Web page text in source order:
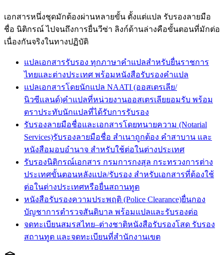
เอกสารหนึ่งชุดมักต้องผ่านหลายขั้น ตั้งแต่แปล รับรองลายมือ
ชื่อ นิติกรณ์ ไปจนถึงการยื่นวีซ่า ลิงก์ด้านล่างคือขั้นตอนที่มักต่อ
เนื่องกันจริงในทางปฏิบัติ
แปลเอกสารรับรอง ทุกภาษาคำแปลสำหรับยื่นราชการ
ไทยและต่างประเทศ พร้อมหนังสือรับรองคำแปล
แปลเอกสารโดยนักแปล NAATI (ออสเตรเลีย/
นิวซีแลนด์)คำแปลที่หน่วยงานออสเตรเลียยอมรับ พร้อม
ตราประทับนักแปลที่ได้รับการรับรอง
รับรองลายมือชื่อและเอกสารโดยทนายความ (Notarial
Services)รับรองลายมือชื่อ สำเนาถูกต้อง คำสาบาน และ
หนังสือมอบอำนาจ สำหรับใช้ต่อในต่างประเทศ
รับรองนิติกรณ์เอกสาร กรมการกงสุล กระทรวงการต่าง
ประเทศขั้นตอนหลังแปล/รับรอง สำหรับเอกสารที่ต้องใช้
ต่อในต่างประเทศหรือยื่นสถานทูต
หนังสือรับรองความประพฤติ (Police Clearance)ยื่นกอง
บัญชาการตำรวจสันติบาล พร้อมแปลและรับรองต่อ
จดทะเบียนสมรสไทย–ต่างชาติหนังสือรับรองโสด รับรอง
สถานทูต และจดทะเบียนที่สำนักงานเขต